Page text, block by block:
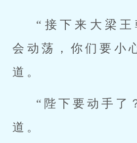
“接下来大梁王
会动荡，你们要小
道。
“陛下要动手了
道。